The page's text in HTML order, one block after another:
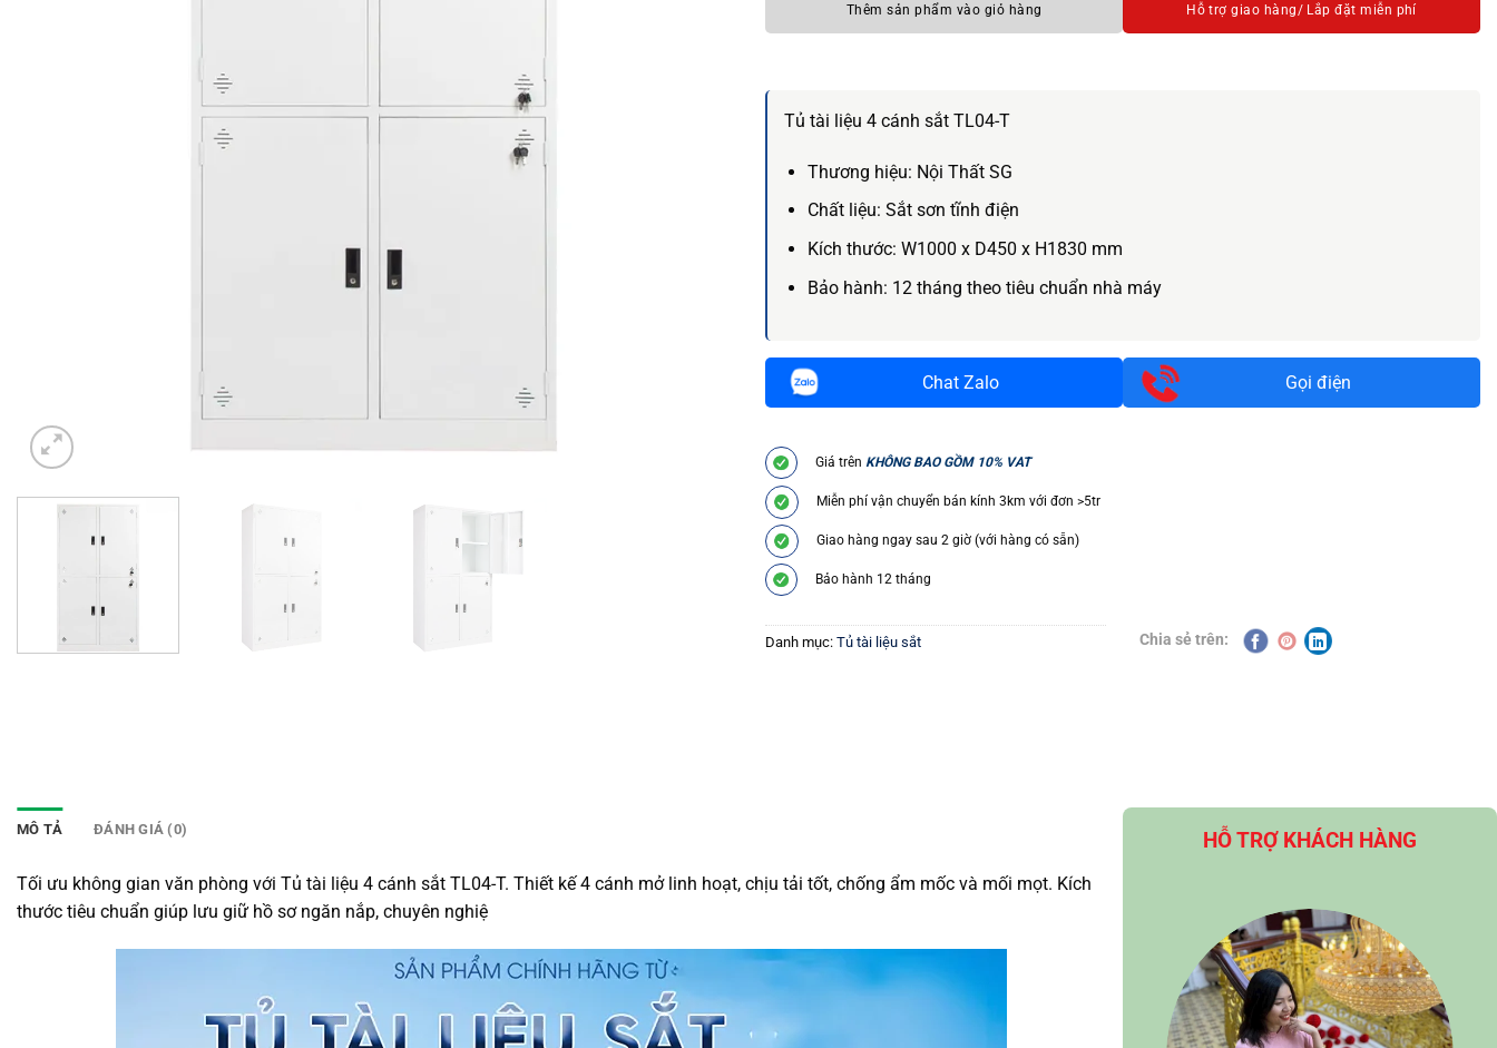
Thêm sản phẩm vào giỏ hàng Hỗ trợ giao hàng/ Lắp đặt miễn phí
Tủ tài liệu 4 cánh sắt TL04-T
Thương hiệu: Nội Thất SG
Chất liệu: Sắt sơn tĩnh điện
Kích thước: W1000 x D450 x H1830 mm
Bảo hành: 12 tháng theo tiêu chuẩn nhà máy
Chat Zalo Gọi điện
Giá trên KHÔNG BAO GỒM 10% VAT
Miễn phí vận chuyển bán kính 3km với đơn >5tr
Giao hàng ngay sau 2 giờ (với hàng có sẵn)
Bảo hành 12 tháng
Danh mục: Tủ tài liệu sắt Chia sẻ trên:
MÔ TẢ ĐÁNH GIÁ (0)
Tối ưu không gian văn phòng với Tủ tài liệu 4 cánh sắt TL04-T. Thiết kế 4 cánh mở linh hoạt, chịu tải tốt, chống ẩm mốc và mối mọt. Kích
thước tiêu chuẩn giúp lưu giữ hồ sơ ngăn nắp, chuyên nghiệ
HỖ TRỢ KHÁCH HÀNG